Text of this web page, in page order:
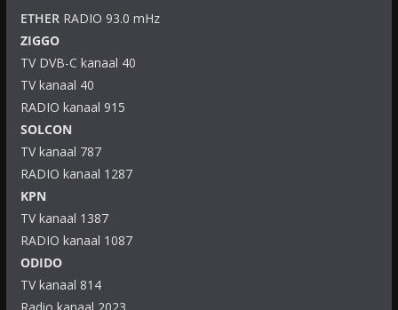
ETHERRADIO 93.0 mHz
ZIGGO
TV DVB-C kanaal 40
TV kanaal 40
RADIO kanaal 915
SOLCON
TV kanaal 787
RADIO kanaal 1287
KPN
TV kanaal 1387
RADIO kanaal 1087
ODIDO
TV kanaal 814